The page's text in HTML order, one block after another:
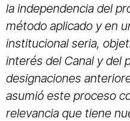
la independencia del
método aplicado y en
institucional seria,
interés del Canal y del
designaciones
asumió este proceso
relevancia que tiene